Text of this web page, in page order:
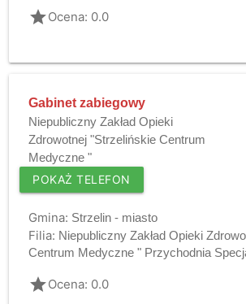
gradeOcena: 0.0
Gabinet zabiegowy
Niepubliczny Zakład Opieki
Zdrowotnej "Strzelińskie Centrum
Medyczne "
POKAŻ TELEFON
Gmina: Strzelin - miasto
Filia: Niepubliczny Zakład Opieki
Centrum Medyczne " Przychodnia
gradeOcena: 0.0